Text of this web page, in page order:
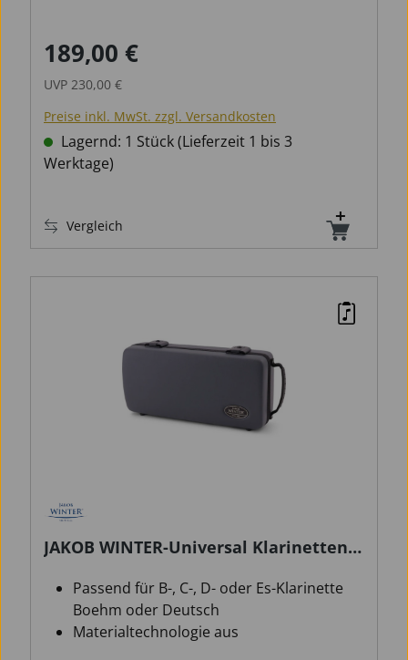
Strapazierfähige, schockabsorbierende
Hartschale
Verkaufspreis:
189,00 €
UVP 230,00 €
Preise inkl. MwSt. zzgl. Versandkosten
Lagernd: 1 Stück (Lieferzeit 1 bis 3
Werktage)
Vergleich
JAKOB WINTER-Universal Klarinetten
Passend für B-, C-, D- oder Es-Klarinette
Boehm oder Deutsch
Materialtechnologie aus